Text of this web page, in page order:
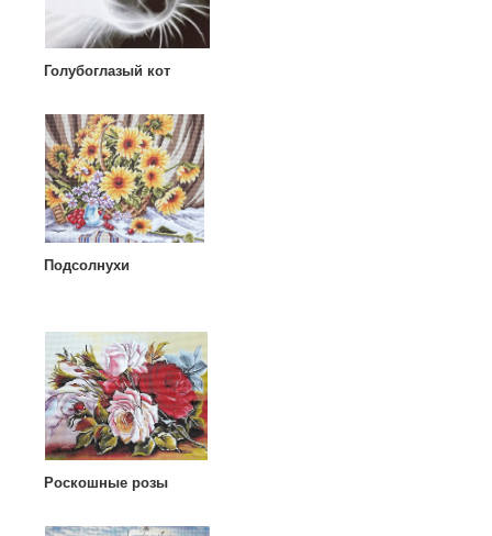
Голубоглазый кот
Подсолнухи
Роскошные розы